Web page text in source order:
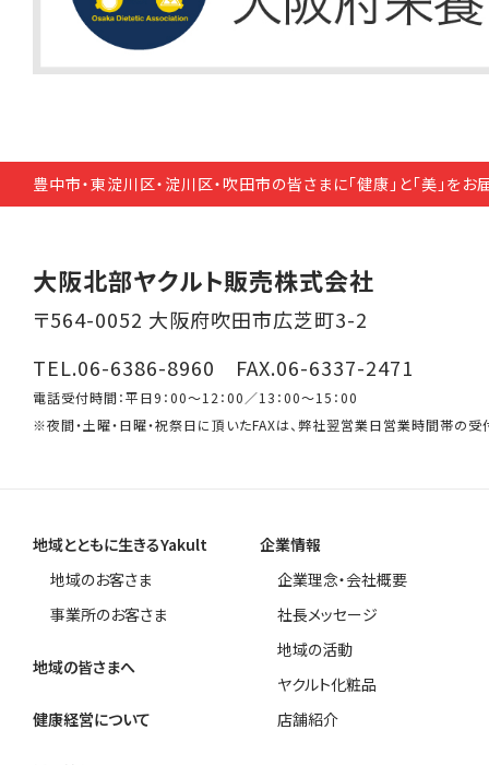
豊中市・東淀川区・淀川区・吹田市の皆さまに「健康」と「美」をお
大阪北部ヤクルト販売株式会社
〒564-0052 大阪府吹田市広芝町3-2
TEL.06-6386-8960 FAX.06-6337-2471
電話受付時間：平日9：00～12：00／13：00～15：00
※夜間・土曜・日曜・祝祭日に頂いたFAXは、弊社翌営業日営業時間帯の受
地域とともに生きるYakult
地域のお客さま
事業所のお客さま
地域の皆さまへ
健康経営について
企業情報
企業理念・会社概要
社長メッセージ
地域の活動
ヤクルト化粧品
店舗紹介